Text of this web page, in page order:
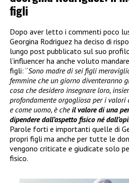
figli
Dopo aver letto i commenti poco
Georgina Rodriguez ha deciso di
lungo post pubblicato sul suo
l’influencer ha anche voluto
figli: “Sono madre di sei figli
femmine che un giorno diventeranno
cosa che desidero insegnare loro,
profondamente orgogliosa per i valori
e come uomo, è cheil valore di una
dipendere dall’aspetto fisico né
Parole forti e importanti quelle di
propri figli ma anche per tutte le
vengono criticate e giudicate solo
fisico.